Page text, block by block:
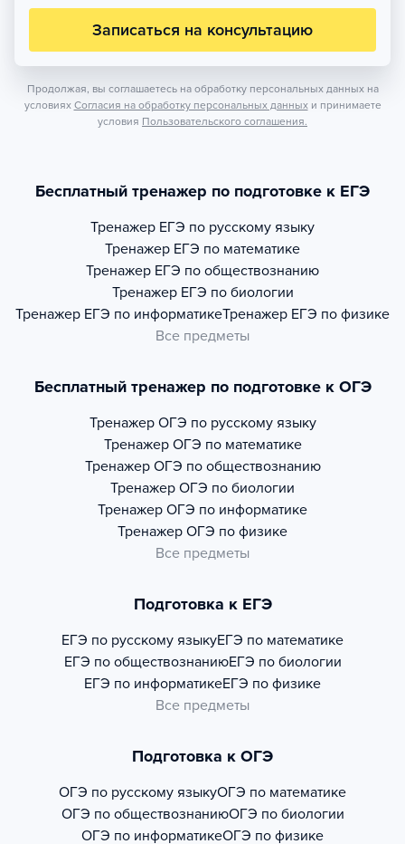
Записаться на консультацию
Продолжая, вы соглашаетесь на обработку персональных данных на
условиях Согласия на обработку персональных данных и принимаете
условия Пользовательского соглашения.
Бесплатный тренажер по подготовке к ЕГЭ
Тренажер ЕГЭ по русскому языку
Тренажер ЕГЭ по математике
Тренажер ЕГЭ по обществознанию
Тренажер ЕГЭ по биологии
Тренажер ЕГЭ по информатикеТренажер ЕГЭ по физике
Все предметы
Бесплатный тренажер по подготовке к ОГЭ
Тренажер ОГЭ по русскому языку
Тренажер ОГЭ по математике
Тренажер ОГЭ по обществознанию
Тренажер ОГЭ по биологии
Тренажер ОГЭ по информатике
Тренажер ОГЭ по физике
Все предметы
Подготовка к ЕГЭ
ЕГЭ по русскому языкуЕГЭ по математике
ЕГЭ по обществознаниюЕГЭ по биологии
ЕГЭ по информатикеЕГЭ по физике
Все предметы
Подготовка к ОГЭ
ОГЭ по русскому языкуОГЭ по математике
ОГЭ по обществознаниюОГЭ по биологии
ОГЭ по информатикеОГЭ по физике